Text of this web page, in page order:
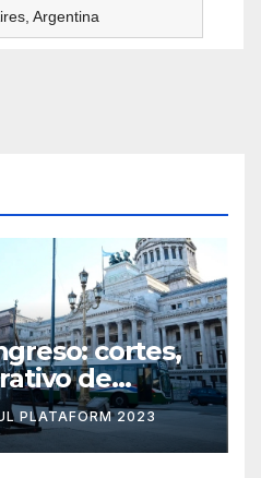
Argentina
cortes,
de
la protesta
de la Ley
PLATAFORM 2023